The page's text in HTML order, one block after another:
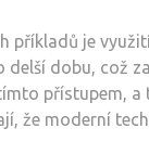
příkladů je
delší dobu, což
přístupem, a
že moderní